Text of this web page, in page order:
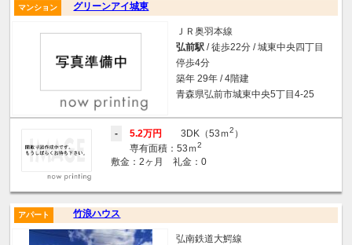
グリーンアイ城東
マンション
ＪＲ奥羽本線
弘前駅 / 徒歩22分 / 城東中央四丁目
停歩4分
築年 29年 / 4階建
青森県弘前市城東中央5丁目4-25
- 5.2万円 3DK（53ｍ2 ）
専有面積：53ｍ2
敷金：2ヶ月 礼金：0
竹浪ハウス
アパート
弘南鉄道大鰐線